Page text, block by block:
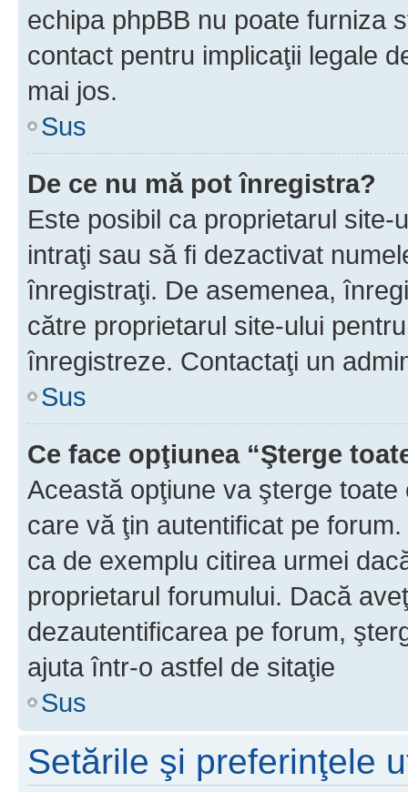
echipa phpBB nu poate furniza
contact pentru implicaţii legale
mai jos.
Sus
De ce nu mă pot înregistra?
Este posibil ca proprietarul
intraţi sau să fi dezactivat
înregistraţi. De asemenea,
către proprietarul site-ului
înregistreze. Contactaţi un
Sus
Ce face opţiunea “Şterge
Această opţiune va şterge
care vă ţin autentificat pe
ca de exemplu citirea urmei
proprietarul forumului. Dacă
dezautentificarea pe forum,
ajuta într-o astfel de sitaţie
Sus
Setările şi preferinţele